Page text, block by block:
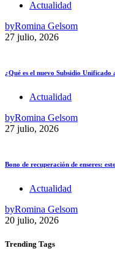
Actualidad
byRomina Gelsom
27 julio, 2026
¿Qué es el nuevo Subsidio Unificado
Actualidad
byRomina Gelsom
27 julio, 2026
Bono de recuperación de enseres:
Actualidad
byRomina Gelsom
20 julio, 2026
Trending Tags